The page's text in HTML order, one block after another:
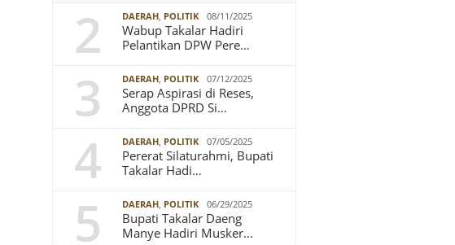
2 DAERAH, POLITIK 08/11/2025
Wabup Takalar Hadiri
Pelantikan DPW Pere…
3 DAERAH, POLITIK 07/12/2025
Serap Aspirasi di Reses,
Anggota DPRD Si…
4 DAERAH, POLITIK 07/05/2025
Pererat Silaturahmi, Bupati
Takalar Hadi…
5 DAERAH, POLITIK 06/29/2025
Bupati Takalar Daeng
Manye Hadiri Musker…